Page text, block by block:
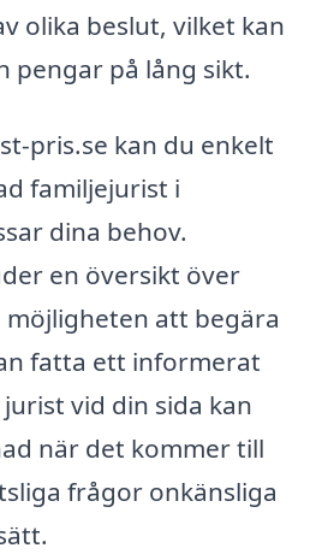
olika beslut, vilket kan
pengar på lång sikt.
pris.se kan du enkelt
familjejurist i
dina behov.
en översikt över
att begära
fatta ett informerat
vid din sida kan
när det kommer till
frågor onkänsliga